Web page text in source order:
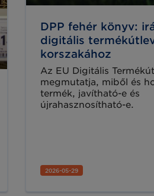
DPP fehér könyv:
digitális
korszakához
Az EU Digitális
megmutatja, miből és
termék, javítható-e és
újrahasznosítható-e.
2026-05-29